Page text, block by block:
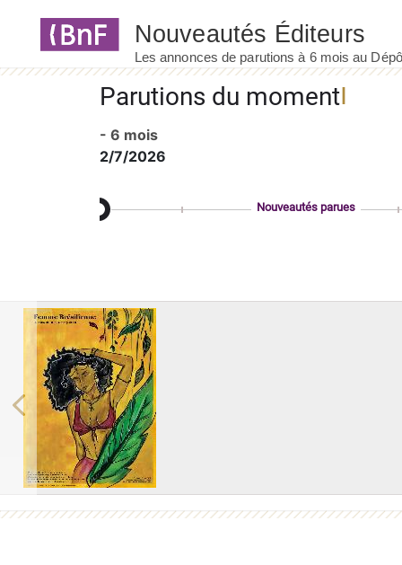
Parutions du moment
- 6 mois
2/7/2026
Nouveautés parues
Previous